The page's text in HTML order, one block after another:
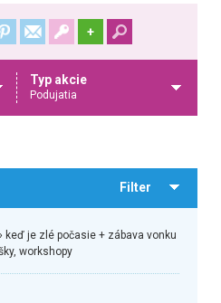
+
Typ akcie
Podujatia
Filter
keď je zlé počasie + zábava vonku
workshopy